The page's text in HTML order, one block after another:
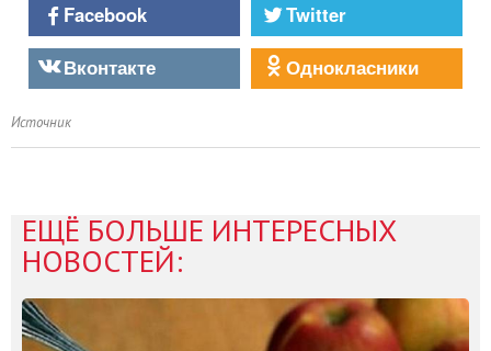
Facebook
Twitter
Вконтакте
Однокласники
Источник
ЕЩЁ БОЛЬШЕ ИНТЕРЕСНЫХ
НОВОСТЕЙ: